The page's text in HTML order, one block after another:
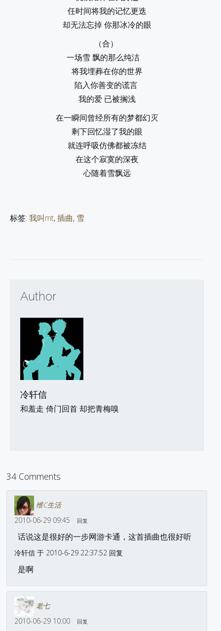
任时间将我的记忆更迭
却无法忘掉 你那冰冷的眼
（合）
一场雪 飘的那么纯洁
将我埋葬在你的世界
陷入你善变的谎言
我的爱 已被搁浅
在一瞬间曾经所有的梦都幻灭
剩下回忆湿了我的眼
就连呼吸仿佛都被冻结
在这个寂寞的深夜
心随着雪飘远
标签: 我叫mt,插曲, 雪
Author
冷轩信
和羞走 倚门回首 却把青梅嗅
34 Comments
维C生活
2010-06-29 09:45
回复
话说这是很好的一步网游卡通，这首插曲也很好听
冷轩信 于 2010-6-29 22:37:52 回复
是啊
老七
2010-06-29 10:00
回复